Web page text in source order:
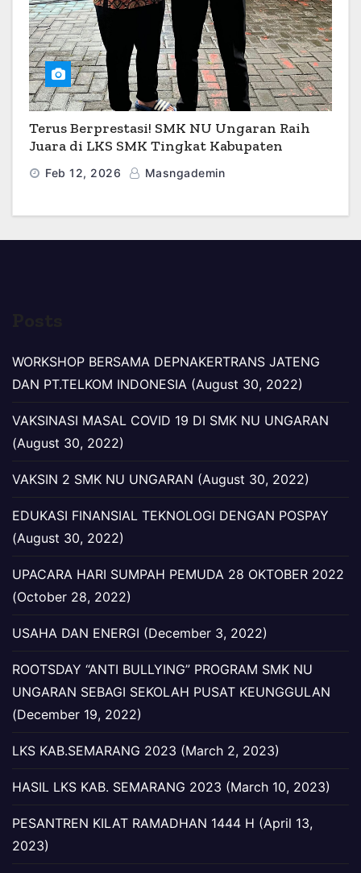
Terus Berprestasi! SMK NU Ungaran Raih
Juara di LKS SMK Tingkat Kabupaten
Feb 12, 2026 Masngademin
WORKSHOP BERSAMA DEPNAKERTRANS JATENG
DAN PT.TELKOM INDONESIA (August 30, 2022)
VAKSINASI MASAL COVID 19 DI SMK NU UNGARAN
(August 30, 2022)
VAKSIN 2 SMK NU UNGARAN (August 30, 2022)
EDUKASI FINANSIAL TEKNOLOGI DENGAN POSPAY
(August 30, 2022)
UPACARA HARI SUMPAH PEMUDA 28 OKTOBER 2022
(October 28, 2022)
USAHA DAN ENERGI (December 3, 2022)
ROOTSDAY “ANTI BULLYING” PROGRAM SMK NU
UNGARAN SEBAGI SEKOLAH PUSAT KEUNGGULAN
(December 19, 2022)
LKS KAB.SEMARANG 2023 (March 2, 2023)
HASIL LKS KAB. SEMARANG 2023 (March 10, 2023)
PESANTREN KILAT RAMADHAN 1444 H (April 13,
2023)